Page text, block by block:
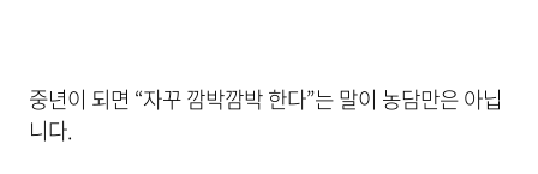
중년이 되면 “자꾸 깜박깜박 한다”는 말이 농담만은 아닙
니다.